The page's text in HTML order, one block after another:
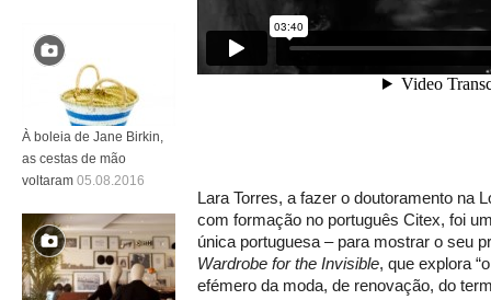
Lara Torres, a fazer o doutoramento na
com formação no português Citex, foi
única portuguesa – para mostrar o seu
Wardrobe for the Invisible, que explora
efémero da moda, de renovação, do
À boleia de Jane Birkin,
as cestas de mão
voltaram 05.08.2016